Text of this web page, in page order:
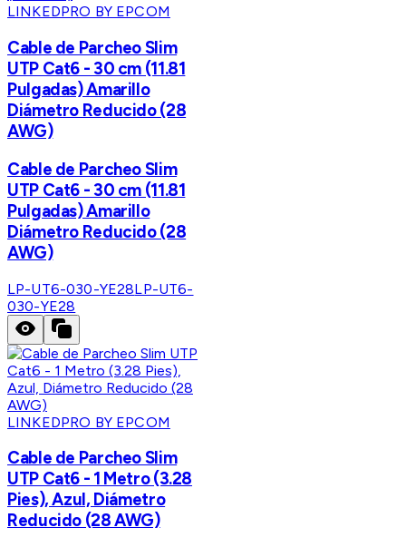
LINKEDPRO BY EPCOM
Cable de Parcheo Slim
UTP Cat6 - 30 cm (11.81
Pulgadas) Amarillo
Diámetro Reducido (28
AWG)
Cable de Parcheo Slim
UTP Cat6 - 30 cm (11.81
Pulgadas) Amarillo
Diámetro Reducido (28
AWG)
LP-UT6-030-YE28LP-UT6-
030-YE28
LINKEDPRO BY EPCOM
Cable de Parcheo Slim
UTP Cat6 - 1 Metro (3.28
Pies), Azul, Diámetro
Reducido (28 AWG)